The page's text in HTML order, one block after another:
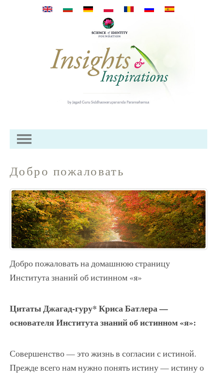
Direkt zum Inhalt
Добро пожаловать
Добро пожаловать на домашнюю страницу
Института знаний об истинном «я»
Цитаты Джагад-гуру* Криса Батлера —
основателя Института знаний об истинном «я»:
Совершенство — это жизнь в согласии с истиной.
Прежде всего нам нужно понять истину — истину о